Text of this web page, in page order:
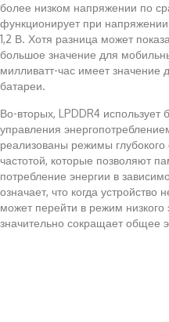
более низком напряжении по
функционирует при напряжении
1,2 В. Хотя разница может
большое значение для
милливатт-час имеет
батареи.
Во-вторых, LPDDR4 использует
управления
реализованы режимы
частотой, которые позволяют
потребление энергии в
означает, что когда устройство
может перейти в режим низкого
значительно сокращает общее